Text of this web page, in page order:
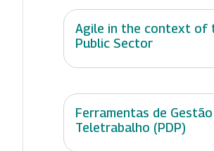
Agile in the context of
Public Sector
Ferramentas de
Teletrabalho (PDP)